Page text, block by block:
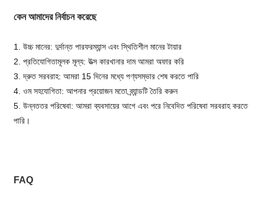
কেন আমাদের নির্বাচন করেছে
1. উচ্চ মানের: দুর্দান্ত পারফরম্যান্স এবং স্থিতিশীল মানের টায়ার
2. প্রতিযোগিতামূলক মূল্য: উত্স কারখানার দাম আমরা অফার করি
3. দ্রুত সরবরাহ: আমরা 15 দিনের মধ্যে পণ্যসম্ভার শেষ করতে পারি
4. ওম সহযোগিতা: আপনার প্রয়োজন মতো ব্র্যান্ডটি তৈরি করুন
5. উন্নততর পরিষেবা: আমরা ব্যবসায়ের আগে এবং পরে নিবেদিত পরিষেবা সরবরাহ করতে
পারি।
FAQ